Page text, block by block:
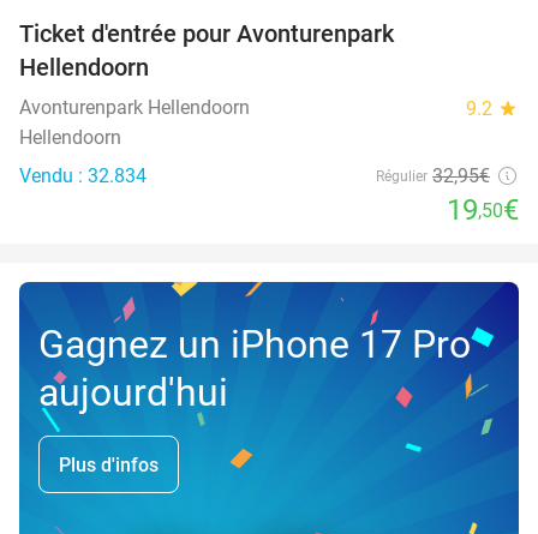
Ticket d'entrée pour Avonturenpark
Hellendoorn
Avonturenpark Hellendoorn 9.2 star
Hellendoorn
Vendu : 32.834
Régulier 32,95€
19,50€
Gagnez un iPhone 17 Pro
aujourd'hui
Plus d'infos